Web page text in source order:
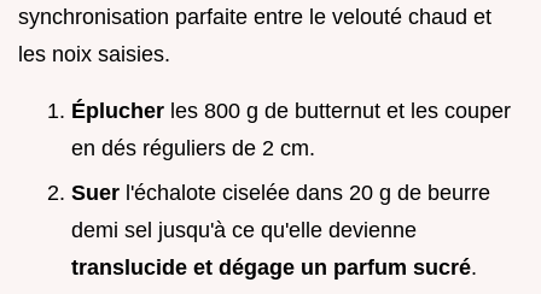
synchronisation parfaite entre le velouté chaud et
les noix saisies.
Éplucher les 800 g de butternut et les couper
en dés réguliers de 2 cm.
Suer l'échalote ciselée dans 20 g de beurre
demi sel jusqu'à ce qu'elle devienne
translucide et dégage un parfum sucré.